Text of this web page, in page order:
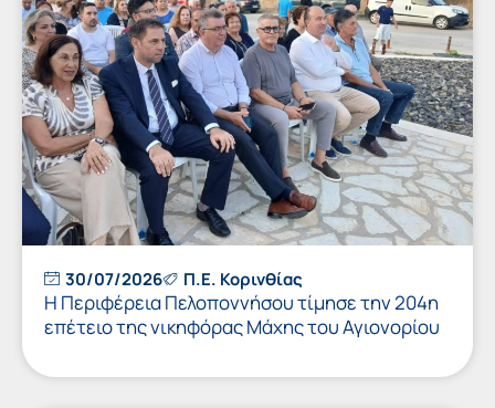
30/07/2026 Π.Ε. Κορινθίας
Η Περιφέρεια Πελοποννήσου τίμησε την 204η
επέτειο της νικηφόρας Μάχης του Αγιονορίου